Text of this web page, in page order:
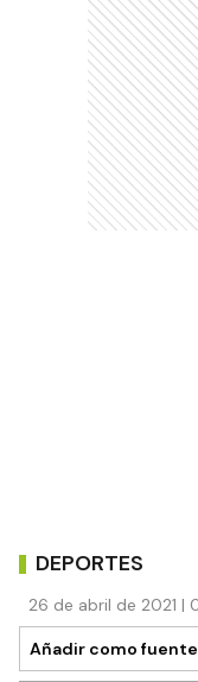
DEPORTES
26 de abril de 2021 |
Añadir como